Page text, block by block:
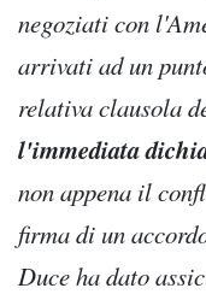
negoziati con
arrivati ad un
relativa clausola
l'immediata
non appena il
firma di un
Duce ha dato